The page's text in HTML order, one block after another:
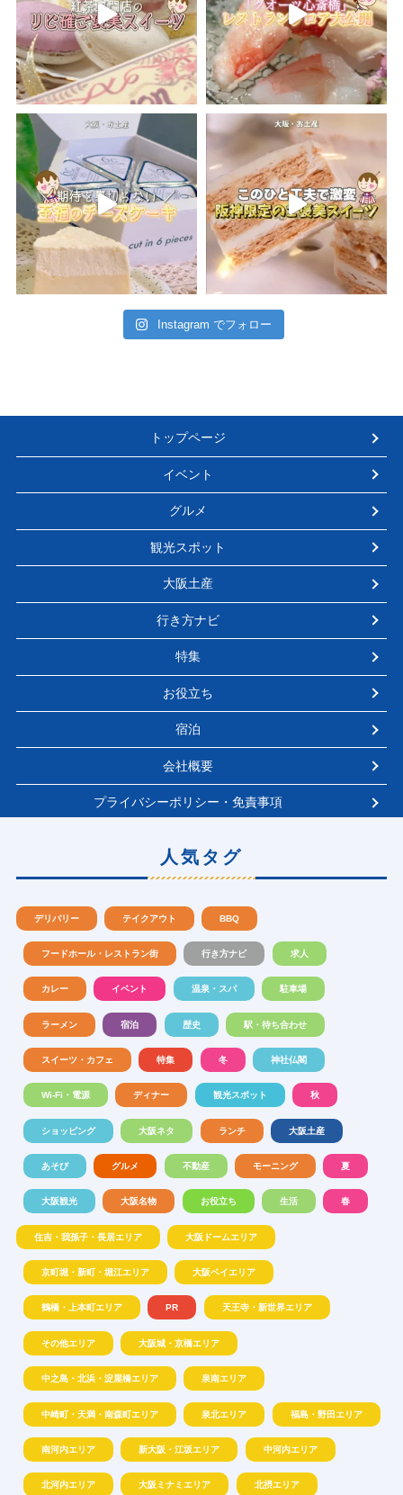
Instagram でフォロー
トップページ
イベント
グルメ
観光スポット
大阪土産
行き方ナビ
特集
お役立ち
宿泊
会社概要
プライバシーポリシー・免責事項
人気タグ
デリバリー テイクアウト BBQ
フードホール・レストラン街 行き方ナビ 求人
カレー イベント 温泉・スパ 駐車場
ラーメン 宿泊 歴史 駅・待ち合わせ
スイーツ・カフェ 特集 冬 神社仏閣
Wi-Fi・電源 ディナー 観光スポット 秋
ショッピング 大阪ネタ ランチ 大阪土産
あそび グルメ 不動産 モーニング 夏
大阪観光 大阪名物 お役立ち 生活 春
住吉・我孫子・長居エリア 大阪ドームエリア
京町堀・新町・堀江エリア 大阪ベイエリア
鶴橋・上本町エリア PR 天王寺・新世界エリア
その他エリア 大阪城・京橋エリア
中之島・北浜・淀屋橋エリア 泉南エリア
中崎町・天満・南森町エリア 泉北エリア 福島・野田エリア
南河内エリア 新大阪・江坂エリア 中河内エリア
北河内エリア 大阪ミナミエリア 北摂エリア